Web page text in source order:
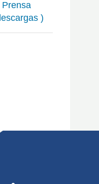
Prensa
)